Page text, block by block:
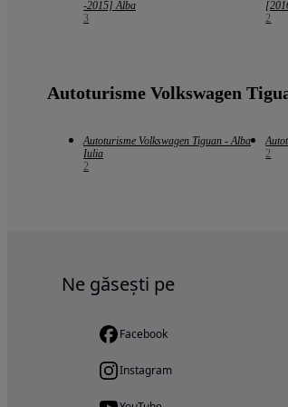
-2015] Alba
3
2
Autoturisme Volkswagen
Autoturisme Volkswagen Tiguan - Alba
Iulia
2
2
Ne găsești pe
Facebook
Instagram